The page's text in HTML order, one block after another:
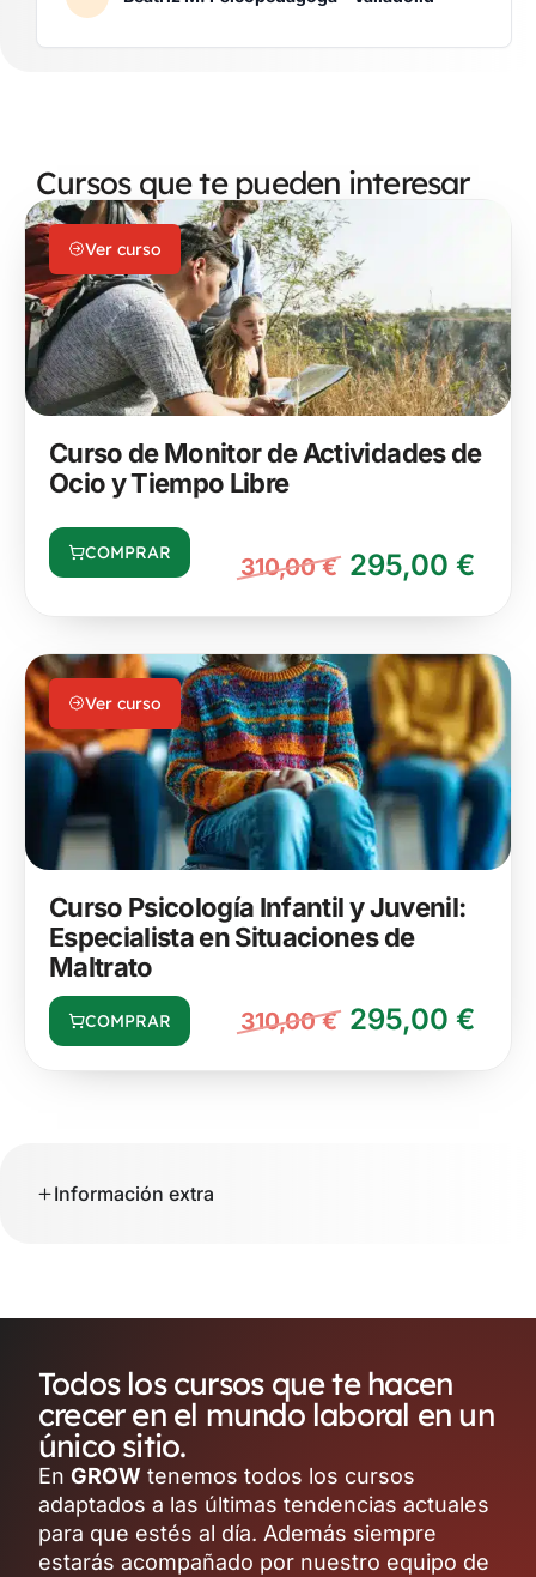
Cursos que te pueden interesar
Ver curso
Curso de Monitor de Actividades de
Ocio y Tiempo Libre
COMPRAR
310,00€ 295,00 €
Ver curso
Curso Psicología Infantil y Juvenil:
Especialista en Situaciones de
Maltrato
COMPRAR 310,00€ 295,00 €
Información extra
Todos los cursos que te hacen
crecer en el mundo laboral en un
único sitio.
En GROW tenemos todos los cursos
adaptados a las últimas tendencias actuales
para que estés al día. Además siempre
estarás acompañado por nuestro equipo de